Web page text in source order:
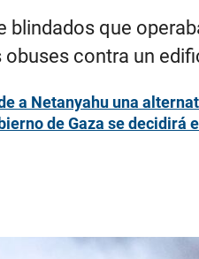
blindados que
contra un
a Netanyahu una
de Gaza se